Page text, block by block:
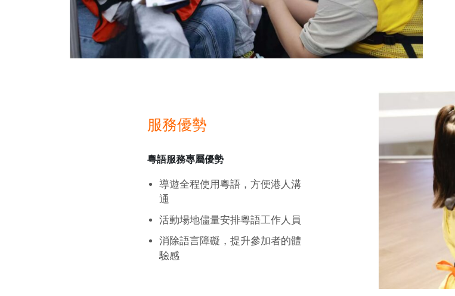
服務優勢
粵語服務專屬優勢
導遊全程使用粵語，方便港人溝
通
活動場地儘量安排粵語工作人員
消除語言障礙，提升參加者的體
驗感